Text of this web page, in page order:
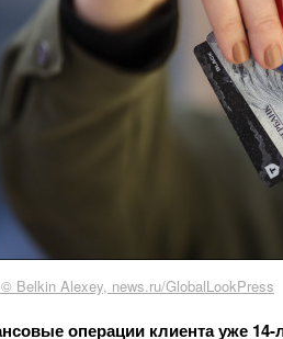
Belkin Alexey, news.ru/GlobalLookPress
операции клиента уже